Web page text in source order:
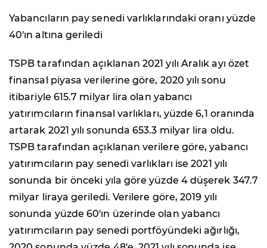
Yabancıların pay senedi varlıklarındaki oranı yüzde
40'ın altına geriledi
TSPB tarafından açıklanan 2021 yılı Aralık ayı özet
finansal piyasa verilerine göre, 2020 yılı sonu
itibariyle 615.7 milyar lira olan yabancı
yatırımcıların finansal varlıkları, yüzde 6,1 oranında
artarak 2021 yılı sonunda 653.3 milyar lira oldu.
TSPB tarafından açıklanan verilere göre, yabancı
yatırımcıların pay senedi varlıkları ise 2021 yılı
sonunda bir önceki yıla göre yüzde 4 düşerek 347.7
milyar liraya geriledi. Verilere göre, 2019 yılı
sonunda yüzde 60'ın üzerinde olan yabancı
yatırımcıların pay senedi portföyündeki ağırlığı,